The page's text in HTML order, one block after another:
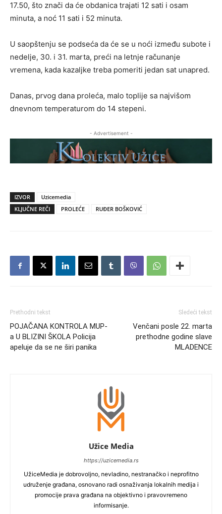
17.50, što znači da će obdanica trajati 12 sati i osam
minuta, a noć 11 sati i 52 minuta.
U saopštenju se podseća da će se u noći između subote i
nedelje, 30. i 31. marta, preći na letnje računanje
vremena, kada kazaljke treba pomeriti jedan sat unapred.
Danas, prvog dana proleća, malo toplije sa najvišom
dnevnom temperaturom do 14 stepeni.
- Advertisement -
IZVOR
Uzicemedia
KLJUČNE REČI
PROLEĆE RUĐER BOŠKOVIĆ
Prethodni tekst
POJAČANA KONTROLA MUP-
a U BLIZINI ŠKOLA Policija
apeluje da se ne širi panika
Sledeći tekst
Venčani posle 22. marta
prethodne godine slave
MLADENCE
Užice Media
https://uzicemedia.rs
UžiceMedia je dobrovoljno, nevladino, nestranačko i neprofitno
udruženje građana, osnovano radi osnaživanja lokalnih medija i
promocije prava građana na objektivno i pravovremeno
informisanje.